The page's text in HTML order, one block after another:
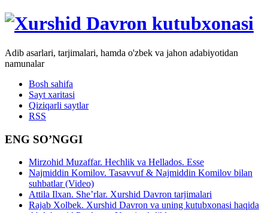
Adib asarlari, tarjimalari, hamda o'zbek va jahon adabiyotidan
namunalar
Bosh sahifa
Sayt xaritasi
Qiziqarli saytlar
RSS
ENG SO’NGGI
Mirzohid Muzaffar. Hechlik va Hellados. Esse
Najmiddin Komilov. Tasavvuf & Najmiddin Komilov bilan
suhbatlar (Video)
Attila Ilxan. She’rlar. Xurshid Davron tarjimalari
Rajab Xolbek. Xurshid Davron va uning kutubxonasi haqida